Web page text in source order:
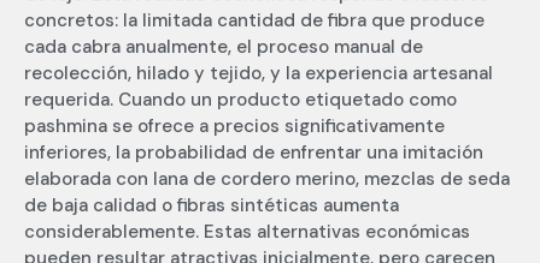
concretos: la limitada cantidad de fibra que produce
cada cabra anualmente, el proceso manual de
recolección, hilado y tejido, y la experiencia artesanal
requerida. Cuando un producto etiquetado como
pashmina se ofrece a precios significativamente
inferiores, la probabilidad de enfrentar una imitación
elaborada con lana de cordero merino, mezclas de seda
de baja calidad o fibras sintéticas aumenta
considerablemente. Estas alternativas económicas